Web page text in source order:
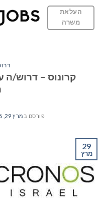
Skip
content
העלאת
משרה
קרונוס – דרוש/
פורסם במרץ 29, 2026
29
מרץ